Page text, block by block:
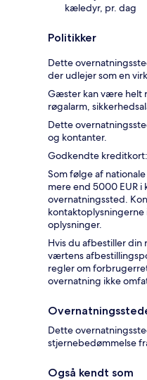
kæledyr, pr. dag
Politikker
Dette
der udlejer som en
Gæster kan være helt
røgalarm,
Dette
og kontanter.
Godkendte
Som følge af
mere end 5000 EUR
overnatningssted.
oplysninger.
Hvis du afbestiller
værtens
regler om
overnatning ikke
Dette
stjernebedømmelse
Også kendt som